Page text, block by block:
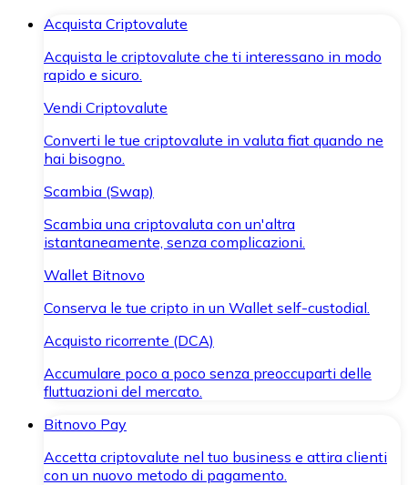
Acquista Criptovalute
Acquista le criptovalute che ti interessano in modo
rapido e sicuro.
Vendi Criptovalute
Converti le tue criptovalute in valuta fiat quando ne
hai bisogno.
Scambia (Swap)
Scambia una criptovaluta con un'altra
istantaneamente, senza complicazioni.
Wallet Bitnovo
Conserva le tue cripto in un Wallet self-custodial.
Acquisto ricorrente (DCA)
Accumulare poco a poco senza preoccuparti delle
fluttuazioni del mercato.
Bitnovo Pay
Accetta criptovalute nel tuo business e attira clienti
con un nuovo metodo di pagamento.